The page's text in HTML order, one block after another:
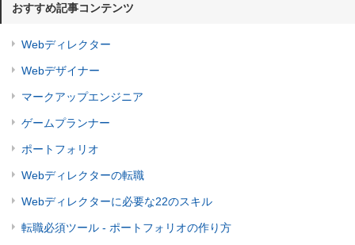
おすすめ記事コンテンツ
Webディレクター
Webデザイナー
マークアップエンジニア
ゲームプランナー
ポートフォリオ
Webディレクターの転職
Webディレクターに必要な22のスキル
転職必須ツール - ポートフォリオの作り方